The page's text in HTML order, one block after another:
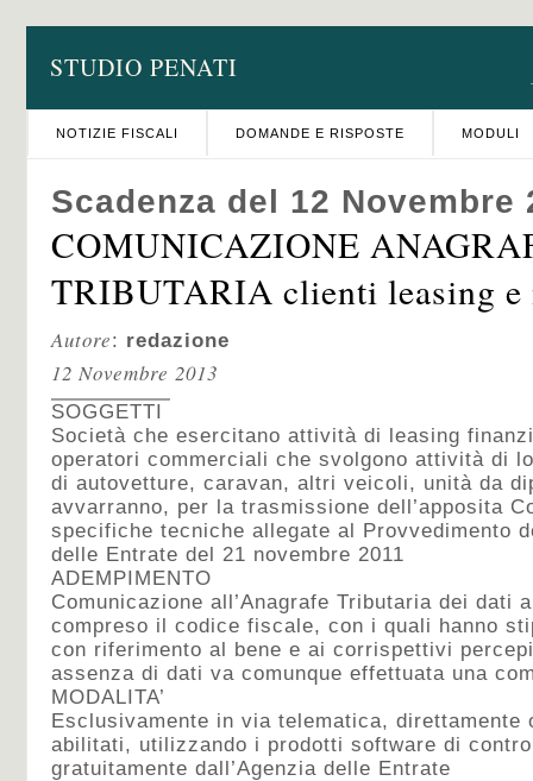
STUDIO PENATI
NOTIZIE FISCALI DOMANDE E RISPOSTE MODULI
Scadenza del 12 Novembre
COMUNICAZIONE
TRIBUTARIA clienti leasing e
Autore: redazione
12 Novembre 2013
SOGGETTI
Società che esercitano attività di leasing
operatori commerciali che svolgono attività di
di autovetture, caravan, altri veicoli, unità da
avvarranno, per la trasmissione dell’apposita
specifiche tecniche allegate al Provvedimento
delle Entrate del 21 novembre 2011
ADEMPIMENTO
Comunicazione all’Anagrafe Tributaria dei dati
compreso il codice fiscale, con i quali hanno
con riferimento al bene e ai corrispettivi
assenza di dati va comunque effettuata una
MODALITA’
Esclusivamente in via telematica, direttamente
abilitati, utilizzando i prodotti software di
gratuitamente dall’Agenzia delle Entrate